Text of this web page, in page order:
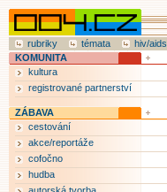
rubriky témata hiv/aids
KOMUNITA
kultura
registrované partnerství
ZÁBAVA
cestování
akce/reportáže
cofočno
hudba